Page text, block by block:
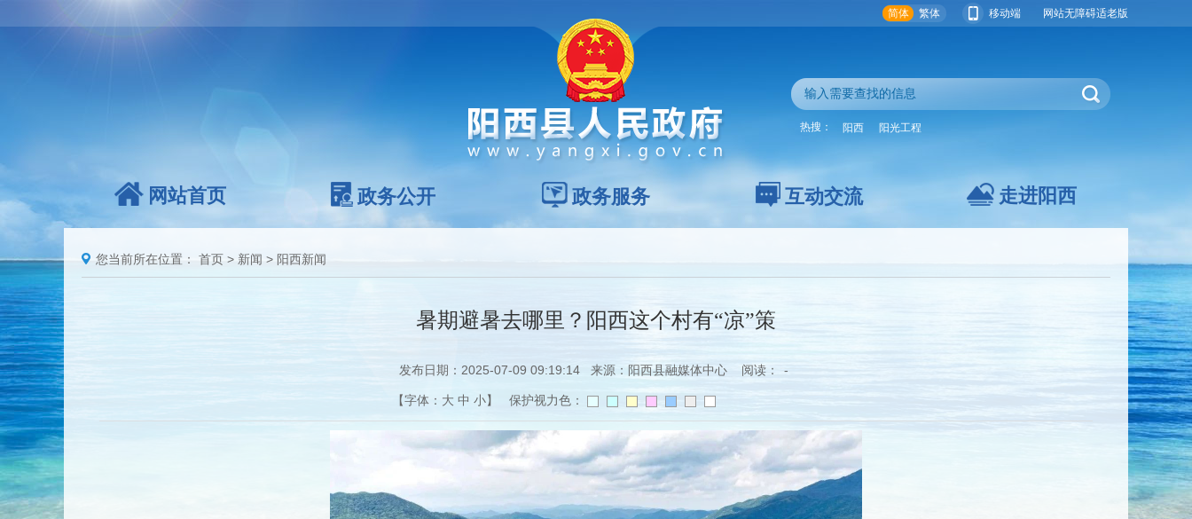
简体 繁体 移动端 网站无障碍适老版
热搜： 阳西 阳光工程
网站首页 政务公开 政务服务 互动交流 走进阳西
您当前所在位置： 首页 > 新闻 > 阳西新闻
暑期避暑去哪里？阳西这个村有“凉”策
发布日期：2025-07-09 09:19:14 来源：阳西县融媒体中心 阅读： -
【字体： 大 中 小】 保护视力色：